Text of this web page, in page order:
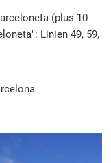
(plus 10
Linien 49, 59,